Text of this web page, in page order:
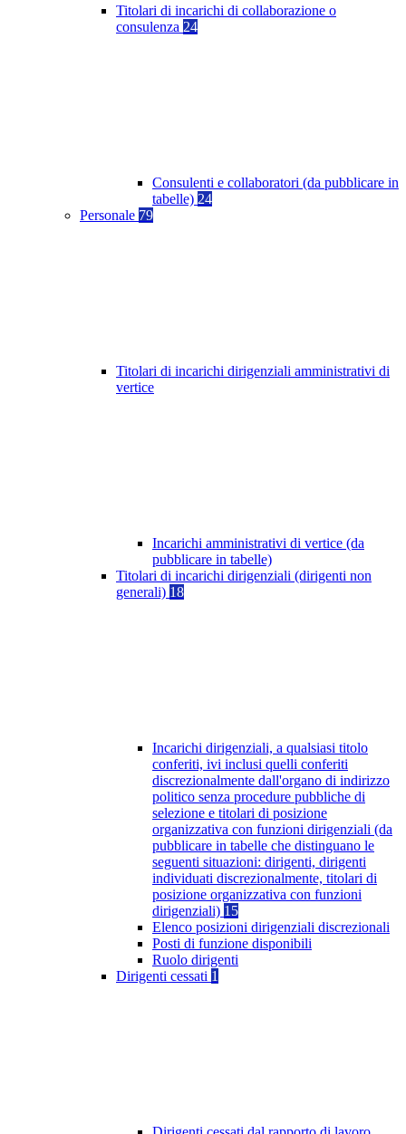
Titolari di incarichi di collaborazione o
consulenza 24
Consulenti e collaboratori (da pubblicare in
tabelle) 24
Personale 79
Titolari di incarichi dirigenziali amministrativi di
vertice
Incarichi amministrativi di vertice (da
pubblicare in tabelle)
Titolari di incarichi dirigenziali (dirigenti non
generali) 18
Incarichi dirigenziali, a qualsiasi titolo
conferiti, ivi inclusi quelli conferiti
discrezionalmente dall'organo di indirizzo
politico senza procedure pubbliche di
selezione e titolari di posizione
organizzativa con funzioni dirigenziali (da
pubblicare in tabelle che distinguano le
seguenti situazioni: dirigenti, dirigenti
individuati discrezionalmente, titolari di
posizione organizzativa con funzioni
dirigenziali) 15
Elenco posizioni dirigenziali discrezionali
Posti di funzione disponibili
Ruolo dirigenti
Dirigenti cessati 1